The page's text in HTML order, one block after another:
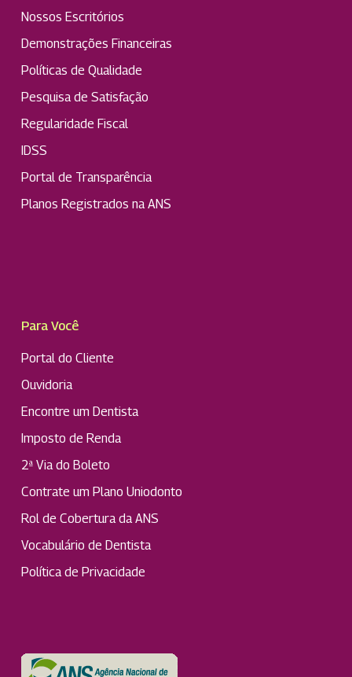
Nossos Escritórios
Demonstrações Financeiras
Políticas de Qualidade
Pesquisa de Satisfação
Regularidade Fiscal
IDSS
Portal de Transparência
Planos Registrados na ANS
Para Você
Portal do Cliente
Ouvidoria
Encontre um Dentista
Imposto de Renda
2ª Via do Boleto
Contrate um Plano Uniodonto
Rol de Cobertura da ANS
Vocabulário de Dentista
Política de Privacidade